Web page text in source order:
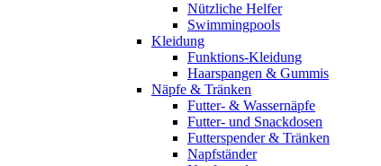
Nützliche Helfer
Swimmingpools
Kleidung
Funktions-Kleidung
Haarspangen & Gummis
Näpfe & Tränken
Futter- & Wassernäpfe
Futter- und Snackdosen
Futterspender & Tränken
Napfständer